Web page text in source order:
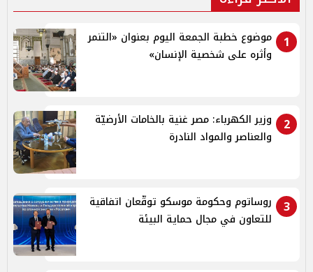
1
موضوع خطبة الجمعة اليوم بعنوان «التنمر
وأثره على شخصية الإنسان»
2
وزير الكهرباء: مصر غنية بالخامات الأرضيّة
والعناصر والمواد النادرة
3
روساتوم وحكومة موسكو توقّعان اتفاقية
للتعاون في مجال حماية البيئة